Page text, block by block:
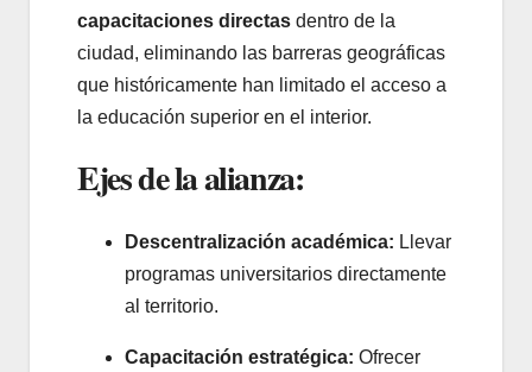
capacitaciones directas dentro de la
ciudad, eliminando las barreras geográficas
que históricamente han limitado el acceso a
la educación superior en el interior.
Ejes de la alianza:
Descentralización académica: Llevar
programas universitarios directamente
al territorio.
Capacitación estratégica: Ofrecer